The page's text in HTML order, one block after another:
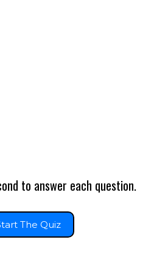
to answer each question.
The Quiz